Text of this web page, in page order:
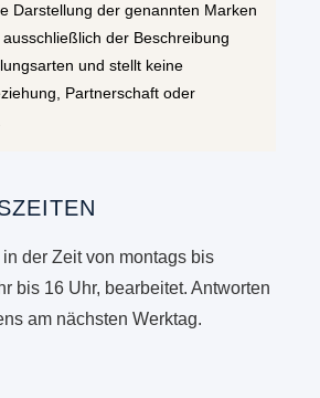
Darstellung der genannten Marken
der Beschreibung
und stellt keine
Partnerschaft oder
der Zeit von montags bis
bis 16 Uhr, bearbeitet. Antworten
am nächsten Werktag.